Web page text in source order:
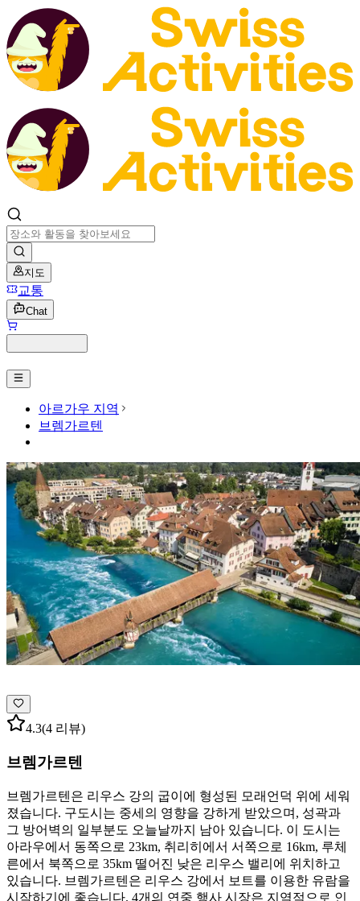
지도
교통
Chat
아르가우 지역
브렘가르텐
4.3(4 리뷰)
브렘가르텐
브렘가르텐은 리우스 강의 굽이에 형성된 모래언덕 위에 세워
졌습니다. 구도시는 중세의 영향을 강하게 받았으며, 성곽과
그 방어벽의 일부분도 오늘날까지 남아 있습니다. 이 도시는
아라우에서 동쪽으로 23km, 취리히에서 서쪽으로 16km, 루체
른에서 북쪽으로 35km 떨어진 낮은 리우스 밸리에 위치하고
있습니다. 브렘가르텐은 리우스 강에서 보트를 이용한 유람을
시작하기에 좋습니다. 4개의 연중 행사 시장은 지역적으로 인